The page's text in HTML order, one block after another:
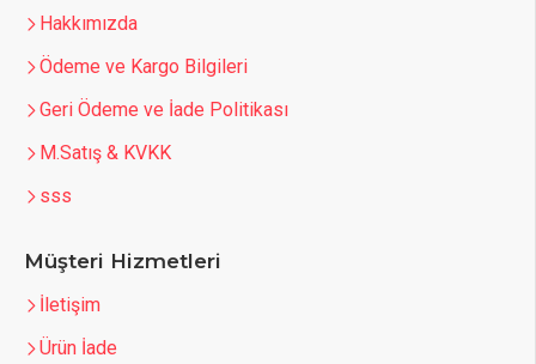
Hakkımızda
Ödeme ve Kargo Bilgileri
Geri Ödeme ve İade Politikası
M.Satış & KVKK
sss
Müşteri Hizmetleri
İletişim
Ürün İade